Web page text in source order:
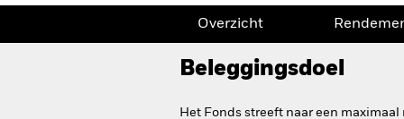
Overzicht
Beleggingsdoel
Het Fonds streeft naar een